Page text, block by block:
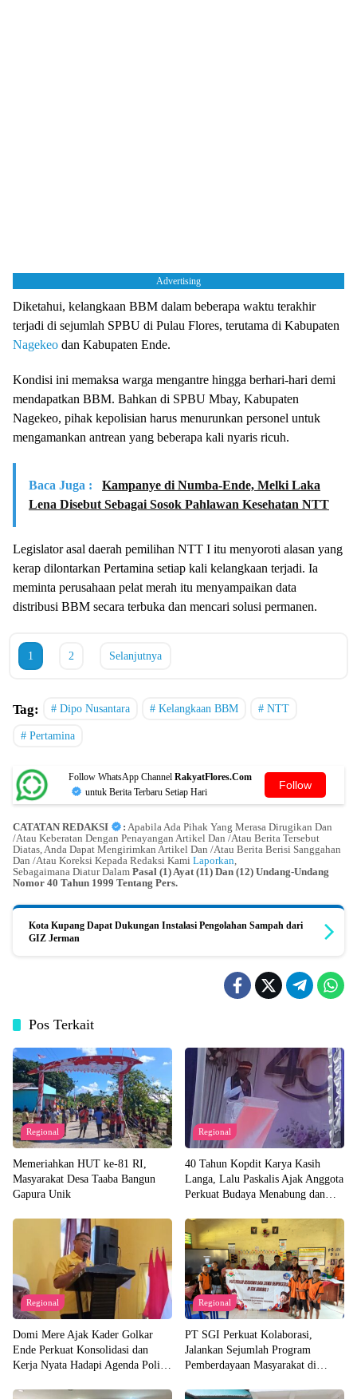
Advertising
Diketahui, kelangkaan BBM dalam beberapa waktu terakhir
terjadi di sejumlah SPBU di Pulau Flores, terutama di Kabupaten
Nagekeo dan Kabupaten Ende.
Kondisi ini memaksa warga mengantre hingga berhari-hari demi
mendapatkan BBM. Bahkan di SPBU Mbay, Kabupaten
Nagekeo, pihak kepolisian harus menurunkan personel untuk
mengamankan antrean yang beberapa kali nyaris ricuh.
Baca Juga :
Kampanye di Numba-Ende, Melki Laka
Lena Disebut Sebagai Sosok Pahlawan Kesehatan NTT
Legislator asal daerah pemilihan NTT I itu menyoroti alasan yang
kerap dilontarkan Pertamina setiap kali kelangkaan terjadi. Ia
meminta perusahaan pelat merah itu menyampaikan data
distribusi BBM secara terbuka dan mencari solusi permanen.
1 2 Selanjutnya
Tag: Dipo Nusantara Kelangkaan BBM NTT
Pertamina
Follow WhatsApp Channel RakyatFlores.Com
untuk Berita Terbaru Setiap Hari
Follow
CATATAN REDAKSI : Apabila Ada Pihak Yang Merasa Dirugikan Dan
/Atau Keberatan Dengan Penayangan Artikel Dan /Atau Berita Tersebut
Diatas, Anda Dapat Mengirimkan Artikel Dan /Atau Berita Berisi Sanggahan
Dan /Atau Koreksi Kepada Redaksi Kami Laporkan,
Sebagaimana Diatur Dalam Pasal (1) Ayat (11) Dan (12) Undang-Undang
Nomor 40 Tahun 1999 Tentang Pers.
Kota Kupang Dapat Dukungan Instalasi Pengolahan Sampah dari
GIZ Jerman
Pos Terkait
Regional
Memeriahkan HUT ke-81 RI,
Masyarakat Desa Taaba Bangun
Gapura Unik
Regional
40 Tahun Kopdit Karya Kasih
Langa, Lalu Paskalis Ajak Anggota
Perkuat Budaya Menabung dan
Regional
Domi Mere Ajak Kader Golkar
Ende Perkuat Konsolidasi dan
Kerja Nyata Hadapi Agenda Politik
Regional
PT SGI Perkuat Kolaborasi,
Jalankan Sejumlah Program
Pemberdayaan Masyarakat di